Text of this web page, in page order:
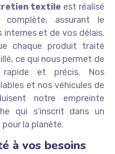
textile est réalisé
assurant le
et de vos délais.
chaque produit traité
ce qui nous permet de
et précis. Nos
et nos véhicules de
notre empreinte
qui s’inscrit dans un
la planète.
à vos besoins